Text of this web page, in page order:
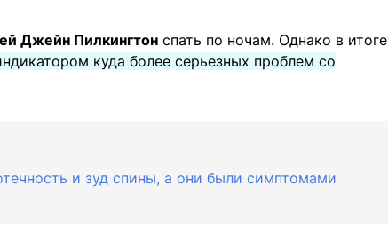
Джейн Пилкингтон спать по ночам. Однако в итоге
куда более серьезных проблем со
и зуд спины, а они были симптомами